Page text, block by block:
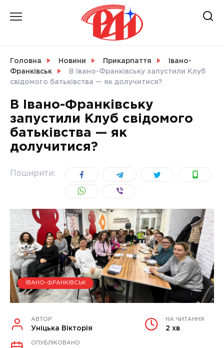
СВІТ
УКРАЇНА
Головна Новини Прикарпаття
Івано-
Франківськ
В Івано-Франківську запустили Клуб
свідомого батьківства — як долучитися?
В Івано-Франківську
запустили Клуб свідомого
батьківства — як
долучитися?
Поширити:
ІВАНО-ФРАНКІВСЬК
АВТОР
Уніцька Вікторія
НА ЧИТАННЯ
2 хв
ОПУБЛІКОВАНО